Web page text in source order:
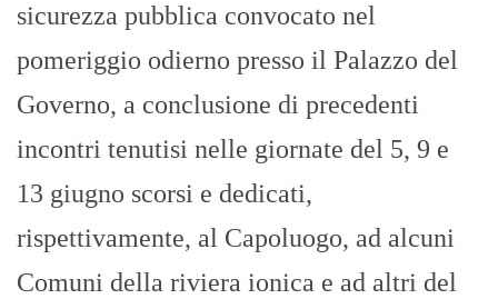
sicurezza pubblica convocato nel
pomeriggio odierno presso il Palazzo del
Governo, a conclusione di precedenti
incontri tenutisi nelle giornate del 5, 9 e
13 giugno scorsi e dedicati,
rispettivamente, al Capoluogo, ad alcuni
Comuni della riviera ionica e ad altri del